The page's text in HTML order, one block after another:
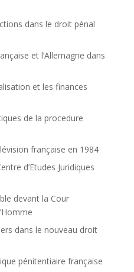
dans le droit pénal
et l’Allemagne dans
et les finances
de la procedure
française en 1984
d’Etudes Juridiques
devant la Cour
dans le nouveau droit
pénitentiaire française